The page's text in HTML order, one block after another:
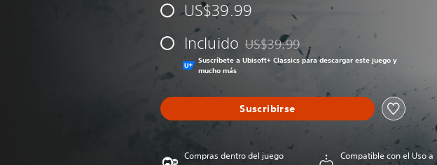
US$39.99
Incluido Rebajado del precio original de US$39.99
US$39.99
Suscríbete a Ubisoft+ Classics para descargar este juego y
mucho más
Suscribirse
Compras dentro del juego
Compatible con el Uso a